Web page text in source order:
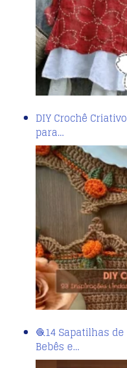
DIY Crochê
para…
🧶14 Sapatilhas
Bebês e…